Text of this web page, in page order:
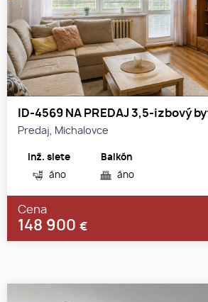
ID-4569 NA PREDAJ 3,5-izbový
Predaj, Michalovce
Inž. siete
áno
Balkón
áno
Cena
148 900 €